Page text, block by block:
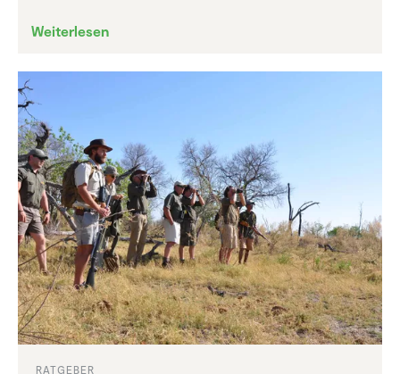
Weiterlesen
RATGEBER